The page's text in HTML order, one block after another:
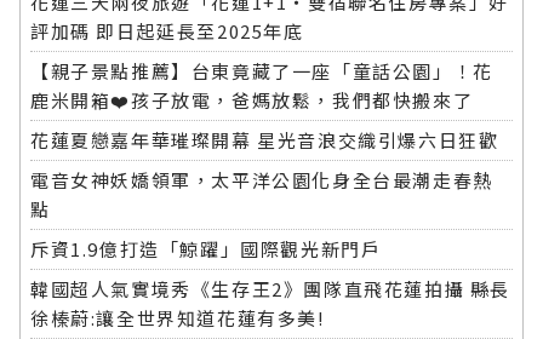
評加碼 即日起延長至2025年底
【親子景點推薦】台東竟藏了一座「童話公園」！花
鹿米開箱❤️孩子放電，爸媽放鬆，我們都快搬來了
花蓮夏戀嘉年華璀璨開幕 星光音浪交織引爆六日狂歡
電音女神妖嬌領軍，太平洋公園化身全台最潮走春熱
點
斥資1.9億打造「鯨躍」國際觀光新門戶
韓國超人氣實境秀《生存王2》團隊直飛花蓮拍攝 縣長
徐榛蔚:讓全世界知道花蓮有多美!